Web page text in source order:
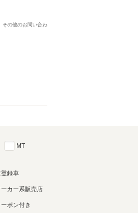
その他のお問い合わ
MT
録車
ーカー系販売店
ーポン付き